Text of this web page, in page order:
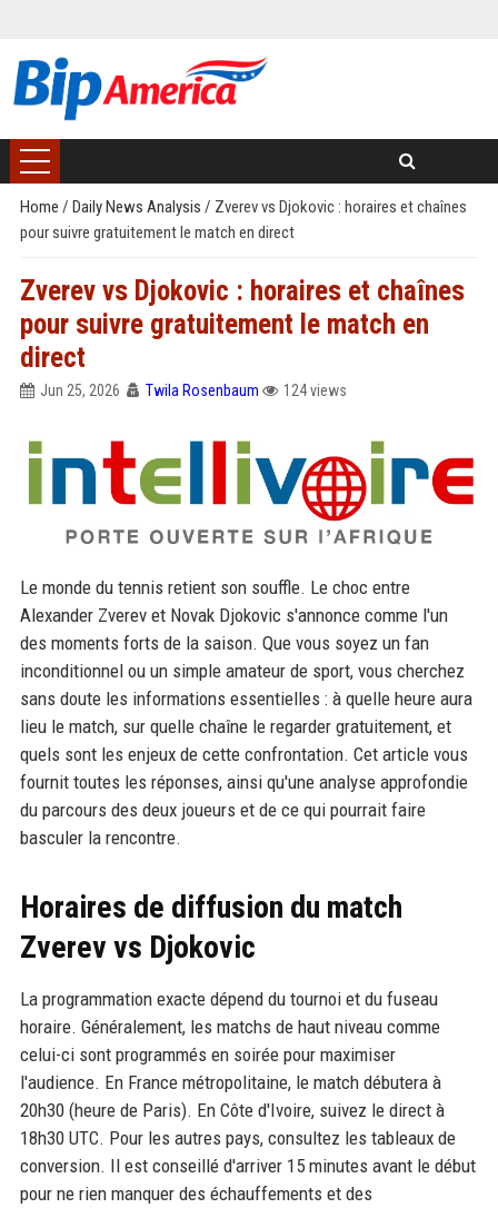
Home / Daily News Analysis / Zverev vs Djokovic : horaires et chaînes
pour suivre gratuitement le match en direct
Zverev vs Djokovic : horaires et chaînes
pour suivre gratuitement le match en
direct
Jun 25, 2026 Twila Rosenbaum 124 views
Le monde du tennis retient son souffle. Le choc entre
Alexander Zverev et Novak Djokovic s'annonce comme l'un
des moments forts de la saison. Que vous soyez un fan
inconditionnel ou un simple amateur de sport, vous cherchez
sans doute les informations essentielles : à quelle heure aura
lieu le match, sur quelle chaîne le regarder gratuitement, et
quels sont les enjeux de cette confrontation. Cet article vous
fournit toutes les réponses, ainsi qu'une analyse approfondie
du parcours des deux joueurs et de ce qui pourrait faire
basculer la rencontre.
Horaires de diffusion du match
Zverev vs Djokovic
La programmation exacte dépend du tournoi et du fuseau
horaire. Généralement, les matchs de haut niveau comme
celui-ci sont programmés en soirée pour maximiser
l'audience. En France métropolitaine, le match débutera à
20h30 (heure de Paris). En Côte d'Ivoire, suivez le direct à
18h30 UTC. Pour les autres pays, consultez les tableaux de
conversion. Il est conseillé d'arriver 15 minutes avant le début
pour ne rien manquer des échauffements et des